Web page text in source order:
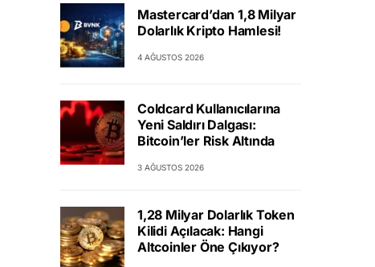
Mastercard’dan 1,8 Milyar
Dolarlık Kripto Hamlesi!
4 AĞUSTOS 2026
Coldcard Kullanıcılarına
Yeni Saldırı Dalgası:
Bitcoin’ler Risk Altında
3 AĞUSTOS 2026
1,28 Milyar Dolarlık Token
Kilidi Açılacak: Hangi
Altcoinler Öne Çıkıyor?